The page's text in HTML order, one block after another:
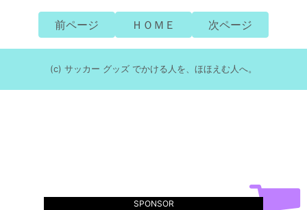
前ページ ＨＯＭＥ 次ページ
(c) サッカー グッズ でかける人を、ほほえむ人へ。
SPONSOR